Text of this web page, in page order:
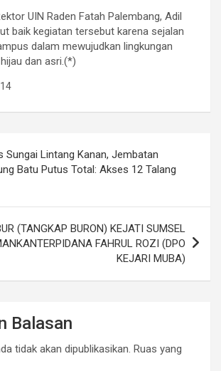
UIN Raden Fatah Palembang, Adil
baik kegiatan tersebut karena sejalan
dalam mewujudkan lingkungan
dan asri.(*)
Sungai Lintang Kanan, Jembatan
Batu Putus Total: Akses 12 Talang
(TANGKAP BURON) KEJATI SUMSEL
FAHRUL ROZI (DPO
KEJARI MUBA)
Balasan
tidak akan dipublikasikan. Ruas yang